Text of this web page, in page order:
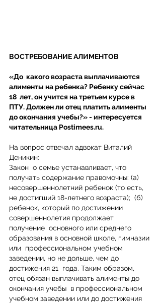
ВОСТРЕБОВАНИЕ АЛИМЕНТОВ
«До  какого возраста выплачиваются
алименты на ребенка? Ребенку сейчас
18  лет, он учится на третьем курсе в
ПТУ. Должен ли отец платить алименты
до окончания учебы?» - интересуется
читательница Postimees.ru.
На вопрос отвечал адвокат Виталий
Деникин:
Закон  о семье устанавливает, что
получать содержание правомочны: (а)
несовершеннолетний ребенок (то есть,
не достигший 18-летнего возраста);  (б)
ребенок, который по достижении
совершеннолетия продолжает
получение  основного или среднего
образования в основной школе, гимназии
или  профессиональном учебном
заведении, но не дольше, чем до
достижения 21  года. Таким образом,
отец обязан выплачивать алименты до
окончания учебы  в профессиональном
учебном заведении или до достижения